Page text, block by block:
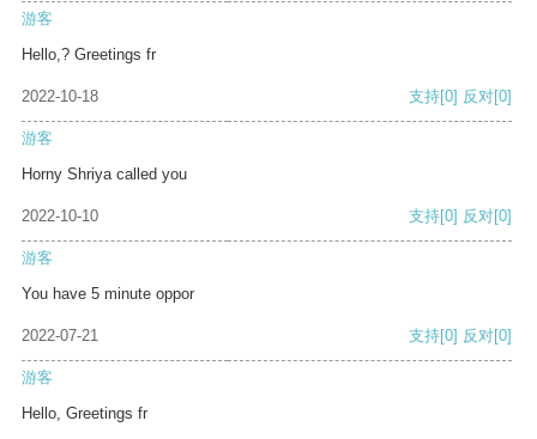
游客
Hello,? Greetings fr
2022-10-18 支持[0] 反对[0]
游客
Horny Shriya called you
2022-10-10 支持[0] 反对[0]
游客
You have 5 minute oppor
2022-07-21 支持[0] 反对[0]
游客
Hello, Greetings fr